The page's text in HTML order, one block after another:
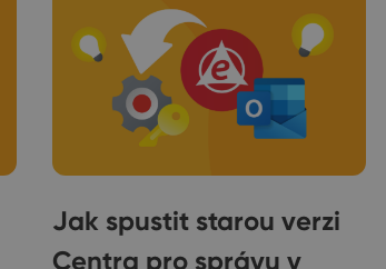
Jak spustit starou verzi
Centra pro správu v